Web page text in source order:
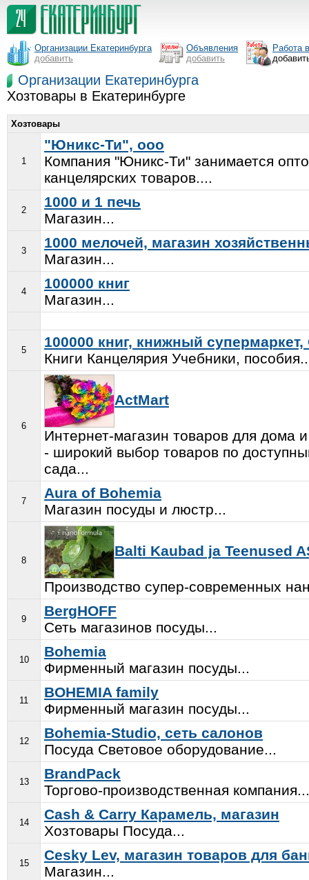
Организации Екатеринбурга
добавить
Объявления
добавить
Работа
Организации Екатеринбурга
Хозтовары в Екатеринбурге
Хозтовары
1
"Юникс-Ти", ооо
Компания "Юникс-Ти" занимается
канцелярских товаров....
2
1000 и 1 печь
Магазин...
3
1000 мелочей, магазин
Магазин...
4
100000 книг
Магазин...
5
100000 книг, книжный
Книги Канцелярия Учебники,
6
ActMart
Интернет-магазин товаров для дома
- широкий выбор товаров по
сада...
7
Aura of Bohemia
Магазин посуды и люстр...
8
Balti Kaubad ja Teenused
Производство супер-современных
9
BergHOFF
Сеть магазинов посуды...
10
Bohemia
Фирменный магазин посуды...
11
BOHEMIA family
Фирменный магазин посуды...
12
Bohemia-Studio, сеть салонов
Посуда Световое оборудование...
13
BrandPack
Торгово-производственная компания...
14
Cash & Carry Карамель, магазин
Хозтовары Посуда...
15
Cesky Lev, магазин товаров для
Магазин...